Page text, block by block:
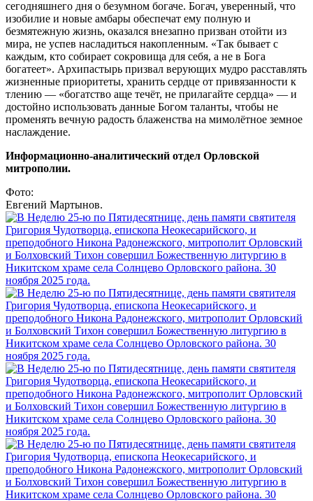
сегодняшнего дня о безумном богаче. Богач, уверенный, что
изобилие и новые амбары обеспечат ему полную и
безмятежную жизнь, оказался внезапно призван отойти из
мира, не успев насладиться накопленным. «Так бывает с
каждым, кто собирает сокровища для себя, а не в Бога
богатеет». Архипастырь призвал верующих мудро расставлять
жизненные приоритеты, хранить сердце от привязанности к
тлению — «богатство аще течёт, не прилагайте сердца» — и
достойно использовать данные Богом таланты, чтобы не
променять вечную радость блаженства на мимолётное земное
наслаждение.
Информационно-аналитический отдел Орловской
митрополии.
Фото:
Евгений Мартынов.